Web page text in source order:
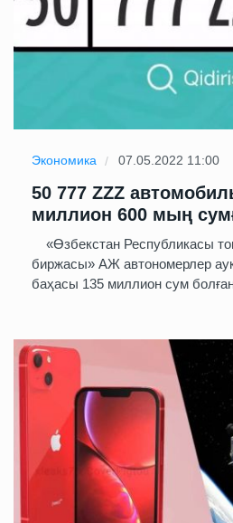
Экономика 07.05.2022 11:00
50 777 ZZZ
миллион 600 мың
«Өзбекстан Республикасы
биржасы» АЖ автономерлер
баҳасы 135 миллион сум